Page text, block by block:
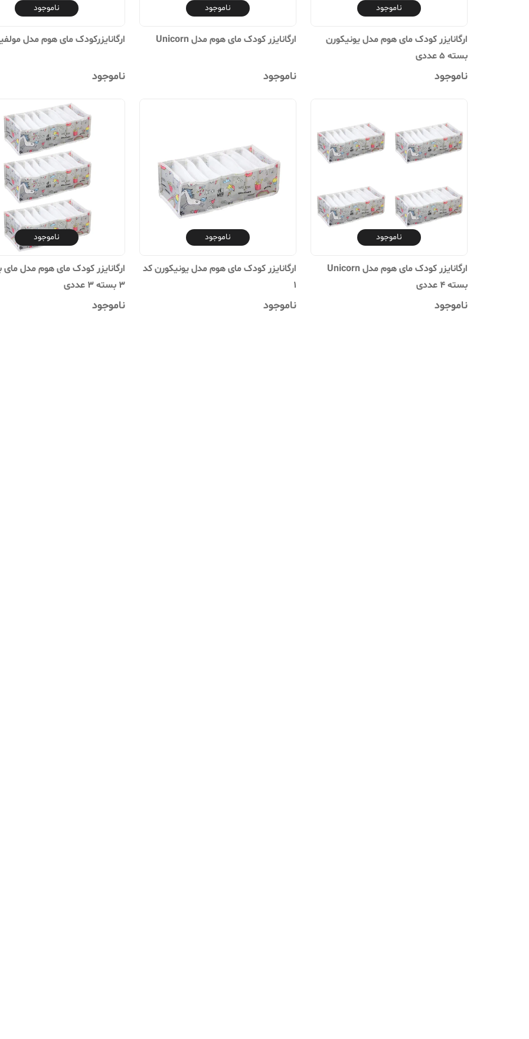
ناموجود
ارگانایزر کودک مای هوم مدل یونیکورن
بسته 5 عددی
ناموجود
ناموجود
ارگانایزر کودک مای هوم مدل Unicorn
ناموجود
ناموجود
ارگانایزرکودک مای هوم مدل
ناموجود
ناموجود
ارگانایزر کودک مای هوم مدل Unicorn
بسته 4 عددی
ناموجود
ناموجود
ارگانایزر کودک مای هوم مدل یونیکورن کد
1
ناموجود
ناموجود
ارگانایزر کودک مای هوم مدل مای
3 بسته 3 عددی
ناموجود